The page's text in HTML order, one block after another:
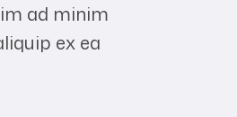
ad minim
ex ea